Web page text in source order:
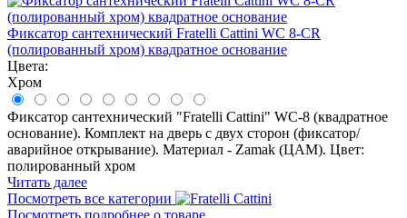
Фиксатор сантехнический Fratelli Cattini WC 8-CR
(полированный хром) квадратное основание
Цвета:
Хром
Фиксатор сантехнический "Fratelli Cattini" WC-8 (квадратное
основание). Комплект на дверь с двух сторон (фиксатор/
аварийное открывание). Материал - Zamak (ЦАМ). Цвет:
полированный хром
Читать далее
Посмотреть все категории
Посмотреть подробнее о товаре